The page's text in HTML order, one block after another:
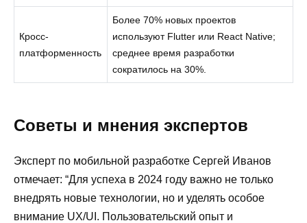
Кросс-
платформенность
Более 70% новых проектов
используют Flutter или React Native;
среднее время разработки
сократилось на 30%.
Советы и мнения экспертов
Эксперт по мобильной разработке Сергей Иванов
отмечает: “Для успеха в 2024 году важно не только
внедрять новые технологии, но и уделять особое
внимание UX/UI. Пользовательский опыт и